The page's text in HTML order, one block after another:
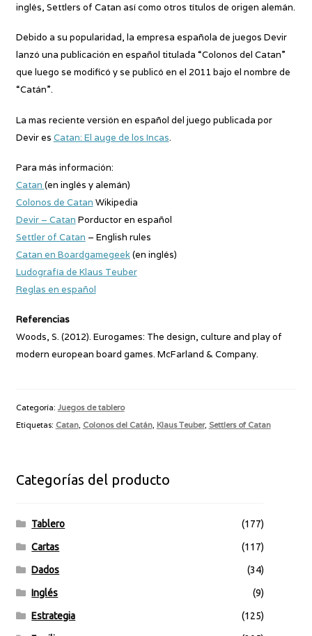
inglés, Settlers of Catan así como otros títulos de origen alemán.
Debido a su popularidad, la empresa española de juegos Devir
lanzó una publicación en español titulada “Colonos del Catan”
que luego se modificó y se publicó en el 2011 bajo el nombre de
“Catán”.
La mas reciente versión en español del juego publicada por
Devir es Catan: El auge de los Incas.
Para más información:
Catan (en inglés y alemán)
Colonos de Catan Wikipedia
Devir – Catan Porductor en español
Settler of Catan – English rules
Catan en Boardgamegeek(en inglés)
Ludografía de Klaus Teuber
Reglas en español
Referencias
Woods, S. (2012). Eurogames: The design, culture and play of
modern european board games. McFarland & Company.
Categoría: Juegos de tablero
Etiquetas: Catan, Colonos del Catán, Klaus Teuber, Settlers of Catan
Categorías del producto
Tablero (177)
Cartas (117)
Dados (34)
Inglés (9)
Estrategia (125)